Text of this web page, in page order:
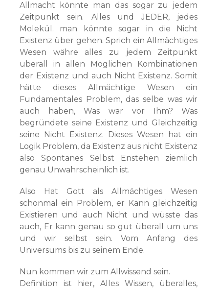
Allmacht könnte man das sogar zu jedem
Zeitpunkt sein. Alles und JEDER, jedes
Molekül. man könnte sogar in die Nicht
Existenz über gehen. Sprich ein Allmächtiges
Wesen währe alles zu jedem Zeitpunkt
überall in allen Möglichen Kombinationen
der Existenz und auch Nicht Existenz. Somit
hätte dieses Allmächtige Wesen ein
Fundamentales Problem, das selbe was wir
auch haben, Was war vor Ihm? Was
begründete seine Existenz und Gleichzeitig
seine Nicht Existenz. Dieses Wesen hat ein
Logik Problem, da Existenz aus nicht Existenz
also Spontanes Selbst Enstehen ziemlich
genau Unwahrscheinlich ist.
Also Hat Gott als Allmächtiges Wesen
schonmal ein Problem, er Kann gleichzeitig
Existieren und auch Nicht und wüsste das
auch, Er kann genau so gut überall um uns
und wir selbst sein. Vom Anfang des
Universums bis zu seinem Ende.
Nun kommen wir zum Allwissend sein.
Definition ist hier, Alles Wissen, überalles,